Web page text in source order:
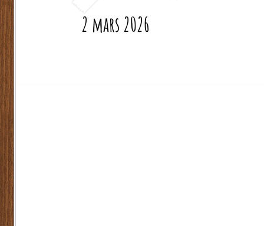
2 mars 2026